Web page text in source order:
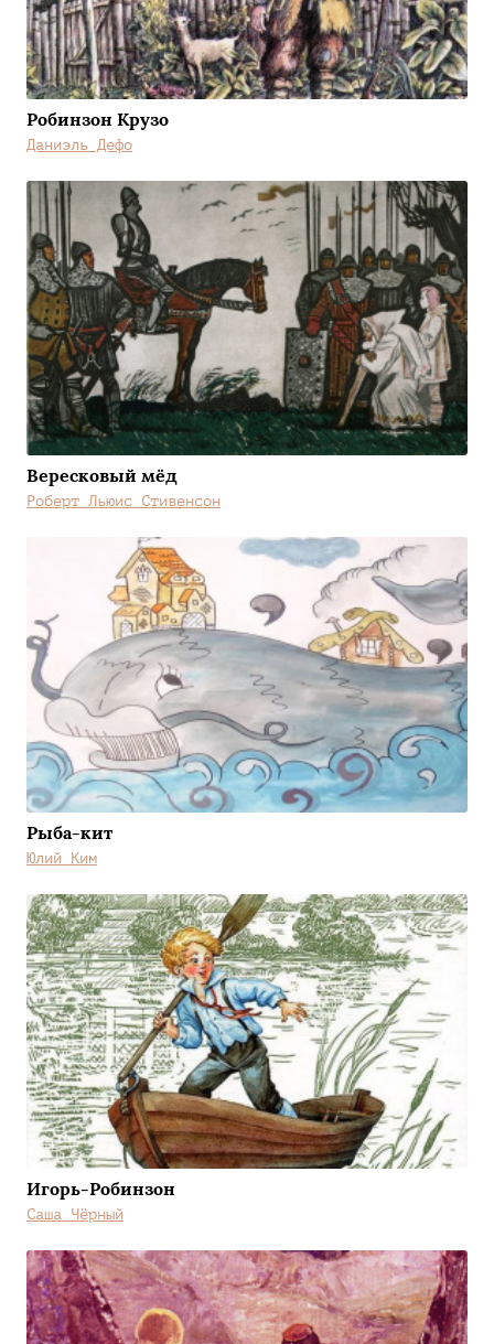
Робинзон Крузо
Даниэль Дефо
Вересковый мёд
Роберт Льюис Стивенсон
Рыба-кит
Юлий Ким
Игорь-Робинзон
Саша Чёрный